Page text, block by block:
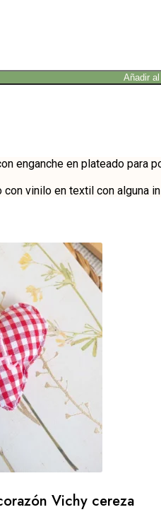
Añadir
enganche en plateado para
vinilo en textil con alguna
Vichy cereza